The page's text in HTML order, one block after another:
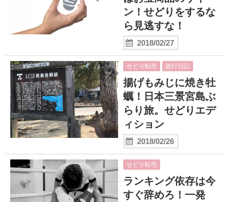
ン！せどりをするな
ら見逃すな！
2018/02/27
せどり転売 旅行日記
揚げもみじに焼き牡
蠣！日本三景宮島ぶ
らり旅。せどりエデ
ィション
2018/02/26
せどり転売
ランキング依存は今
すぐ辞めろ！一発